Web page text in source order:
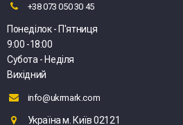
+38 073 050 30 45
Понеділок - П'ятниця
9:00 -18:00
Субота - Неділя
Вихідний
info@ukrmark.com
Україна м. Київ 02121